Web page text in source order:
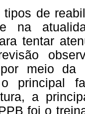
de
na
tentar
por meio da
principal
a
foi o